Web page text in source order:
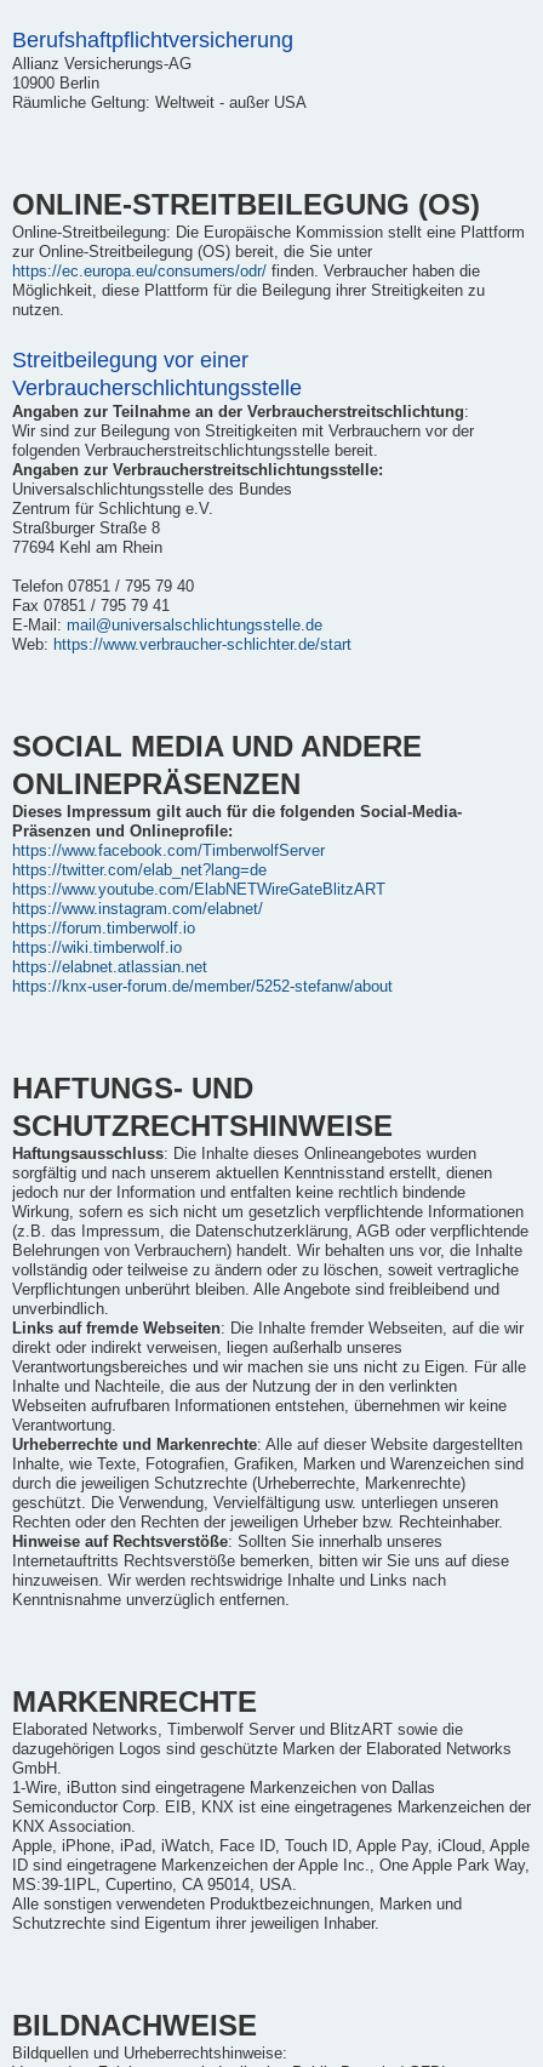
Berufshaftpflichtversicherung
Allianz Versicherungs-AG
10900 Berlin
Räumliche Geltung: Weltweit - außer USA
ONLINE-STREITBEILEGUNG (OS)
Online-Streitbeilegung: Die Europäische Kommission stellt eine Plattform
zur Online-Streitbeilegung (OS) bereit, die Sie unter
https://ec.europa.eu/consumers/odr/ finden. Verbraucher haben die
Möglichkeit, diese Plattform für die Beilegung ihrer Streitigkeiten zu
nutzen.
Streitbeilegung vor einer
Verbraucherschlichtungsstelle
Angaben zur Teilnahme an der Verbraucherstreitschlichtung:
Wir sind zur Beilegung von Streitigkeiten mit Verbrauchern vor der
folgenden Verbraucherstreitschlichtungsstelle bereit.
Angaben zur Verbraucherstreitschlichtungsstelle:
Universalschlichtungsstelle des Bundes
Zentrum für Schlichtung e.V.
Straßburger Straße 8
77694 Kehl am Rhein
Telefon 07851 / 795 79 40
Fax 07851 / 795 79 41
E-Mail: mail@universalschlichtungsstelle.de
Web: https://www.verbraucher-schlichter.de/start
SOCIAL MEDIA UND ANDERE
ONLINEPRÄSENZEN
Dieses Impressum gilt auch für die folgenden Social-Media-
Präsenzen und Onlineprofile:
https://www.facebook.com/TimberwolfServer
https://twitter.com/elab_net?lang=de
https://www.youtube.com/ElabNETWireGateBlitzART
https://www.instagram.com/elabnet/
https://forum.timberwolf.io
https://wiki.timberwolf.io
https://elabnet.atlassian.net
https://knx-user-forum.de/member/5252-stefanw/about
HAFTUNGS- UND
SCHUTZRECHTSHINWEISE
Haftungsausschluss: Die Inhalte dieses Onlineangebotes wurden
sorgfältig und nach unserem aktuellen Kenntnisstand erstellt, dienen
jedoch nur der Information und entfalten keine rechtlich bindende
Wirkung, sofern es sich nicht um gesetzlich verpflichtende Informationen
(z.B. das Impressum, die Datenschutzerklärung, AGB oder verpflichtende
Belehrungen von Verbrauchern) handelt. Wir behalten uns vor, die Inhalte
vollständig oder teilweise zu ändern oder zu löschen, soweit vertragliche
Verpflichtungen unberührt bleiben. Alle Angebote sind freibleibend und
unverbindlich.
Links auf fremde Webseiten: Die Inhalte fremder Webseiten, auf die wir
direkt oder indirekt verweisen, liegen außerhalb unseres
Verantwortungsbereiches und wir machen sie uns nicht zu Eigen. Für alle
Inhalte und Nachteile, die aus der Nutzung der in den verlinkten
Webseiten aufrufbaren Informationen entstehen, übernehmen wir keine
Verantwortung.
Urheberrechte und Markenrechte: Alle auf dieser Website dargestellten
Inhalte, wie Texte, Fotografien, Grafiken, Marken und Warenzeichen sind
durch die jeweiligen Schutzrechte (Urheberrechte, Markenrechte)
geschützt. Die Verwendung, Vervielfältigung usw. unterliegen unseren
Rechten oder den Rechten der jeweiligen Urheber bzw. Rechteinhaber.
Hinweise auf Rechtsverstöße: Sollten Sie innerhalb unseres
Internetauftritts Rechtsverstöße bemerken, bitten wir Sie uns auf diese
hinzuweisen. Wir werden rechtswidrige Inhalte und Links nach
Kenntnisnahme unverzüglich entfernen.
MARKENRECHTE
Elaborated Networks, Timberwolf Server und BlitzART sowie die
dazugehörigen Logos sind geschützte Marken der Elaborated Networks
GmbH.
1-Wire, iButton sind eingetragene Markenzeichen von Dallas
Semiconductor Corp. EIB, KNX ist eine eingetragenes Markenzeichen der
KNX Association.
Apple, iPhone, iPad, iWatch, Face ID, Touch ID, Apple Pay, iCloud, Apple
ID sind eingetragene Markenzeichen der Apple Inc., One Apple Park Way,
MS:39-1IPL, Cupertino, CA 95014, USA.
Alle sonstigen verwendeten Produktbezeichnungen, Marken und
Schutzrechte sind Eigentum ihrer jeweiligen Inhaber.
BILDNACHWEISE
Bildquellen und Urheberrechtshinweise: